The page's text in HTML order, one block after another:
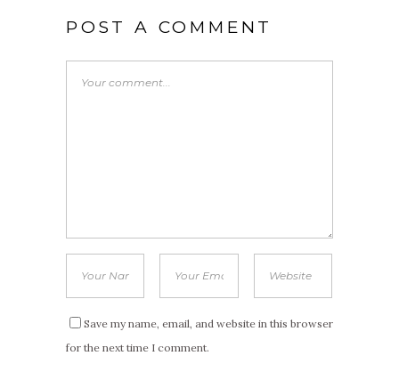
POST A COMMENT
Save my name, email, and website in this browser
for the next time I comment.